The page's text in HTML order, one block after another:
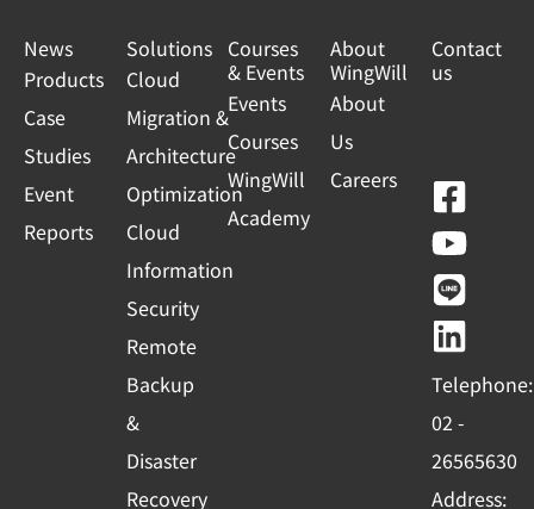
News
Products
Case
Studies
Event
Reports
Solutions
Cloud
Migration &
Architecture
Optimization
Cloud
Information
Security
Remote
Backup
&
Disaster
Recovery
Courses
& Events
Events
Courses
WingWill
Academy
About
WingWill
About
Us
Careers
Contact
us
F
a
c
e
b
o
o
k
-
Y
o
u
t
u
b
e
L
i
n
e
L
i
n
k
e
d
i
n
Telephone:
02 -
26565630
Address: